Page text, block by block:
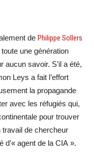
de Philippe Sollers
une génération
aucun savoir. S’il a été,
Leys a fait l’effort
la propagande
avec les réfugiés qui,
pour trouver
travail de chercheur
d’« agent de la CIA ».